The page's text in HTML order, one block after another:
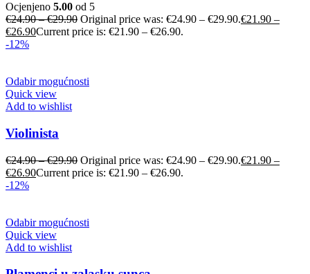
Ocjenjeno 5.00 od 5
€24.90–€29.90 Original price was: €24.90 – €29.90.€21.90 –
€26.90Current price is: €21.90 – €26.90.
-12%
Odabir mogućnosti
Quick view
Add to wishlist
Violinista
€24.90–€29.90 Original price was: €24.90 – €29.90.€21.90 –
€26.90Current price is: €21.90 – €26.90.
-12%
Odabir mogućnosti
Quick view
Add to wishlist